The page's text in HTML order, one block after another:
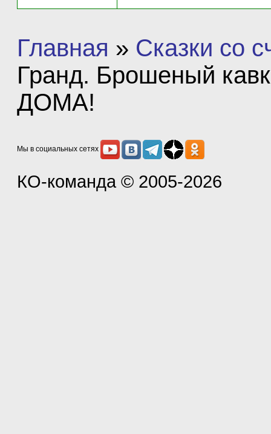
Главная » Сказки со
Гранд. Брошеный
ДОМА!
Мы в социальных сетях
КО-команда © 2005-2026